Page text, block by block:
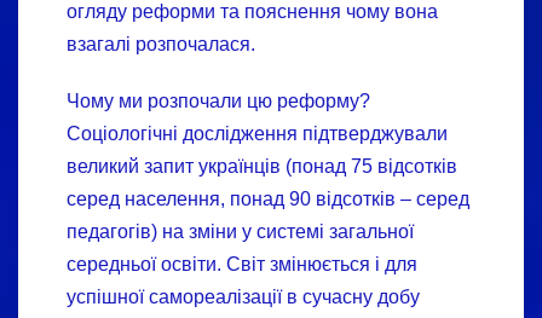
огляду реформи та пояснення чому вона
взагалі розпочалася.
Чому ми розпочали цю реформу?
Соціологічні дослідження підтверджували
великий запит українців (понад 75 відсотків
серед населення, понад 90 відсотків – серед
педагогів) на зміни у системі загальної
середньої освіти. Світ змінюється і для
успішної самореалізації в сучасну добу